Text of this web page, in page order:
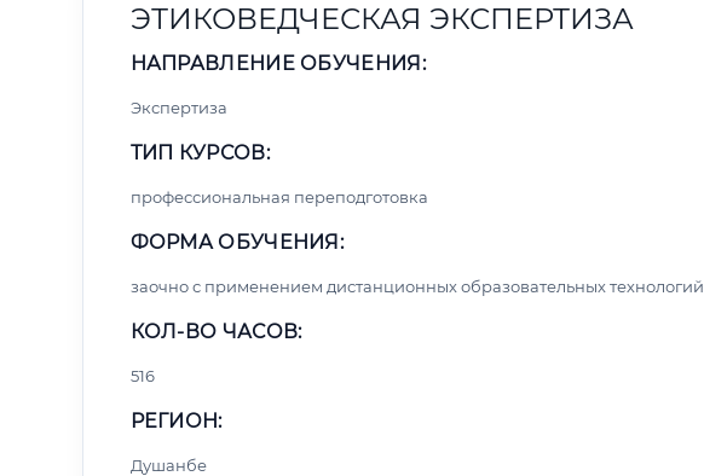
ЭТИКОВЕДЧЕСКАЯ ЭКСПЕРТИЗА
НАПРАВЛЕНИЕ ОБУЧЕНИЯ:
Экспертиза
ТИП КУРСОВ:
профессиональная переподготовка
ФОРМА ОБУЧЕНИЯ:
заочно с применением дистанционных образовательных технологий
КОЛ-ВО ЧАСОВ:
516
РЕГИОН:
Душанбе